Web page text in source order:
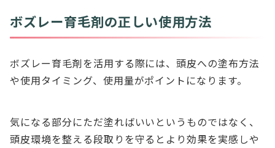
ボズレー育毛剤の正しい使用方法
ボズレー育毛剤を活用する際には、頭皮への塗布方法
や使用タイミング、使用量がポイントになります。
気になる部分にただ塗ればいいというものではなく、
頭皮環境を整える段取りを守るとより効果を実感しや